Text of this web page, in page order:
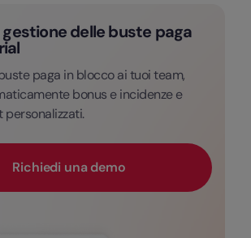
gestione delle buste paga
paga in blocco ai tuoi team,
bonus e incidenze e
personalizzati.
Richiedi una demo